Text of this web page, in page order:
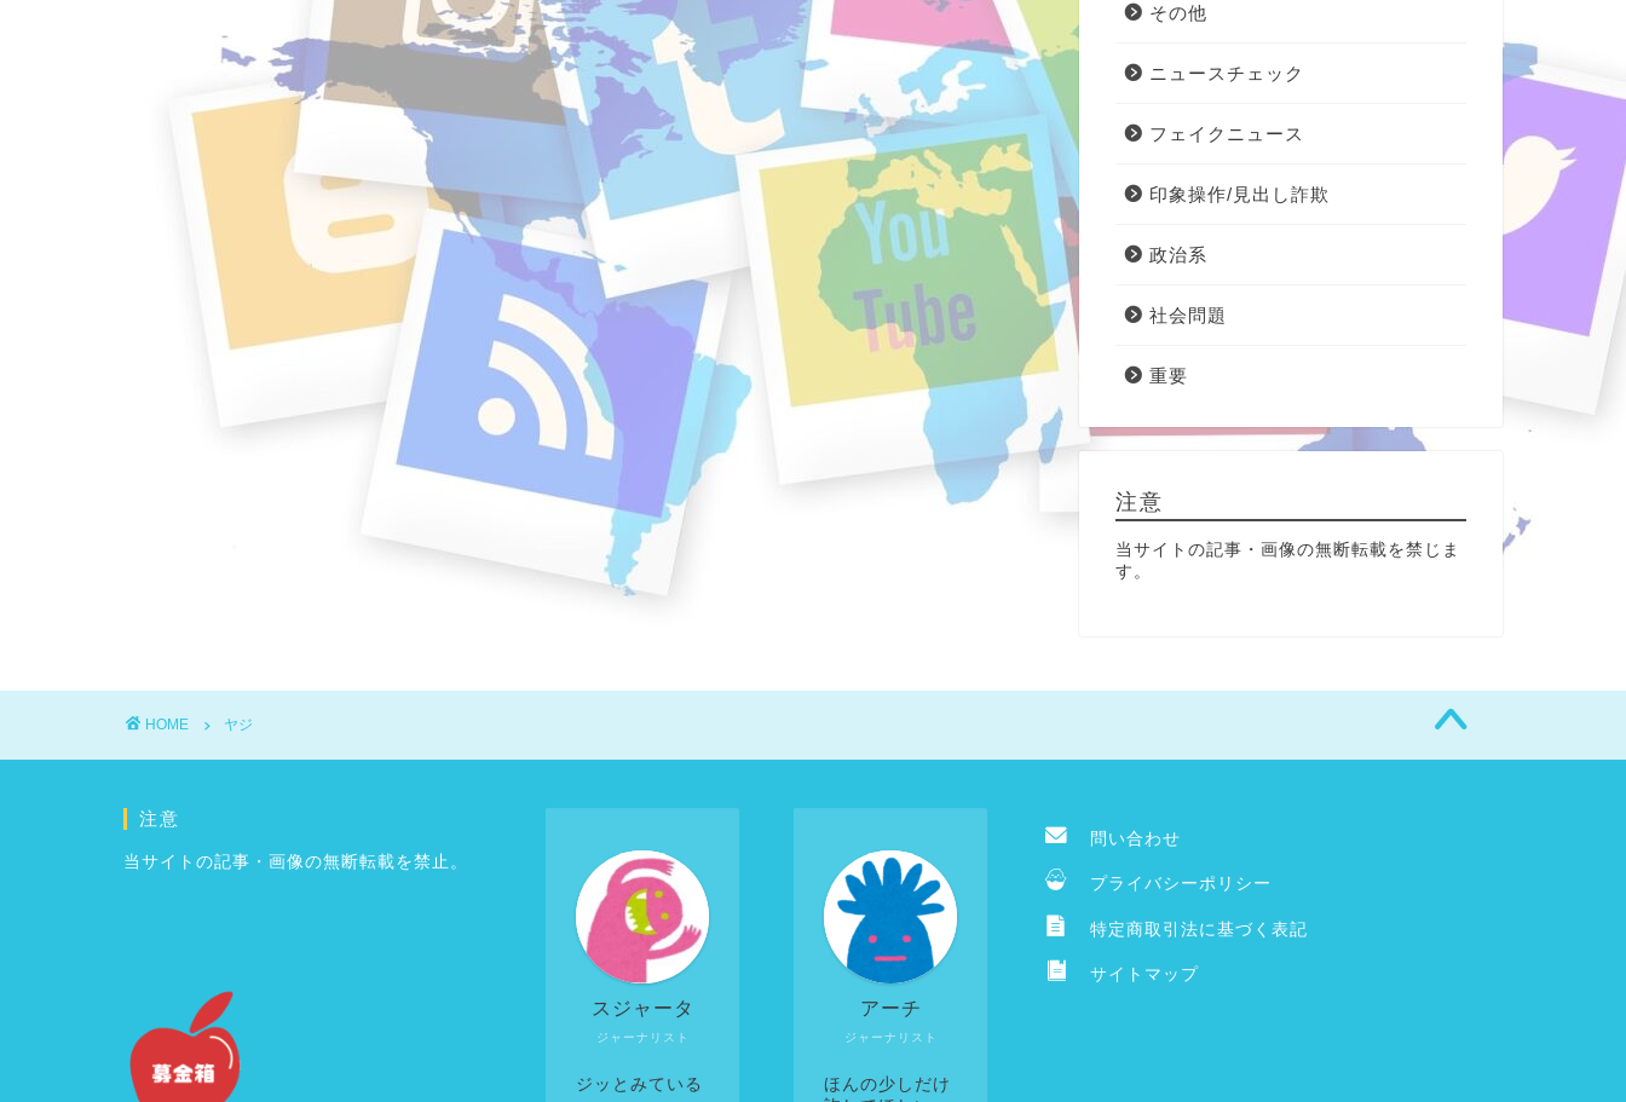
その他
ニュースチェック
フェイクニュース
印象操作/見出し詐欺
政治系
社会問題
重要
注意
当サイトの記事・画像の無断転載を禁じま
す。
HOME ヤジ
注意
当サイトの記事・画像の無断転載を禁止。
ジャーナリスト
スジャータ
ジッとみている
ジャーナリスト
アーチ
ほんの少しだけ
問い合わせ
プライバシーポリシー
特定商取引法に基づく表記
サイトマップ